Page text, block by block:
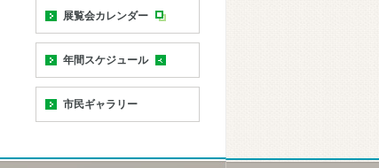
展覧会カレンダー
年間スケジュール
市民ギャラリー